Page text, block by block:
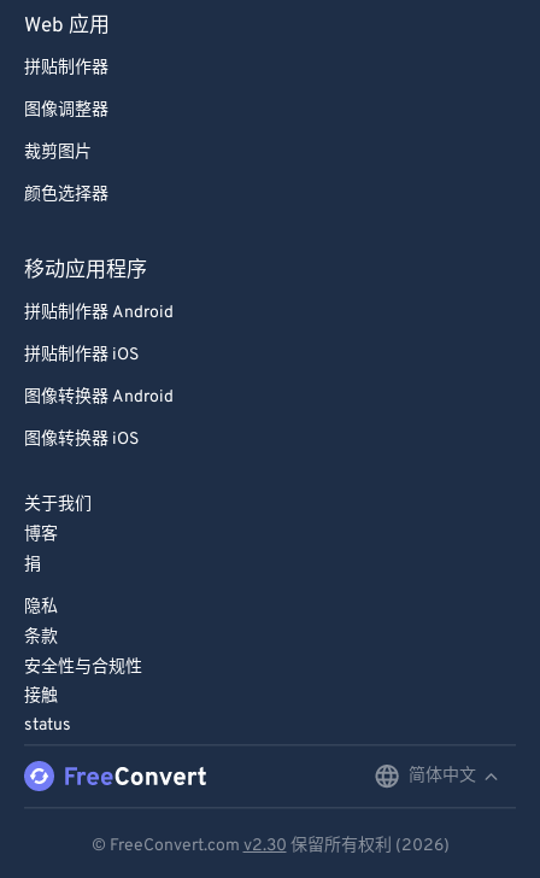
Web 应用
拼贴制作器
图像调整器
裁剪图片
颜色选择器
移动应用程序
拼贴制作器 Android
拼贴制作器 iOS
图像转换器 Android
图像转换器 iOS
关于我们
博客
捐
隐私
条款
安全性与合规性
接触
status
简体中文
© FreeConvert.com v2.30 保留所有权利 (2026)